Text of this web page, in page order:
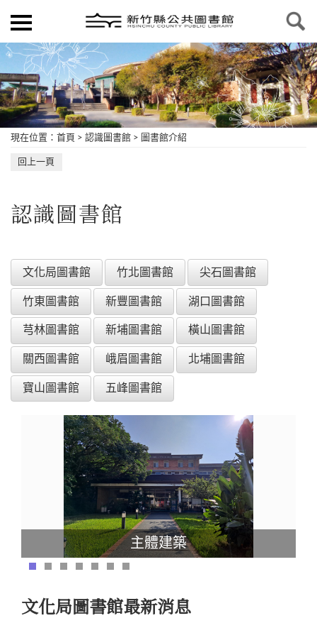
現在位置 ： 首頁 > 認識圖書館 > 圖書館介紹
回上一頁
認識圖書館
文化局圖書館 竹北圖書館 尖石圖書館
竹東圖書館 新豐圖書館 湖口圖書館
芎林圖書館 新埔圖書館 橫山圖書館
關西圖書館 峨眉圖書館 北埔圖書館
寶山圖書館 五峰圖書館
主體建築
文化局圖書館最新消息